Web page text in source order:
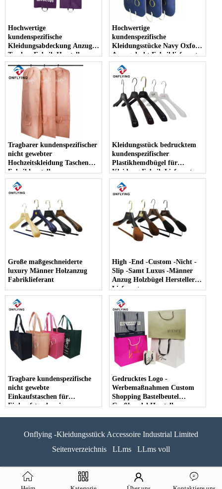
Hochwertige
kundenspezifische
Kleidungsabdeckung Anzug
Taschen Fabrik Hersteller
Hochwertige
kundenspezifische
Kleidungsstücke Navy Oxford
Anzug deckt Fabriklieferant
ab
Tragbarer kundenspezifischer
nicht gewebter
Hochzeitskleidung Taschen
Fabrikhersteller
Kleidungsstück bedrucktem
kundenspezifischer
Plastikhemdbügel für
Kleidung Fabrik Lieferanten
Große maßgeschneiderte
luxury Männer Holzanzug
Fabriklieferant
High -End -Custom -Nicht -
Slip -Samt Luxus -Männer
Anzug Holzbügel Hersteller
Lieferant
Tragbare kundenspezifische
nicht gewebte
Einkaufstaschen für
Einkaufstaschen im
Gedrucktes Logo -
Werbemaßnahmen Custom
Shopping Bastelbeutel
Großhandel Hersteller
Onflying -Kleidungsstück Accessoire Industrial Limited
Seitenverzeichnis
LLms LLms voll